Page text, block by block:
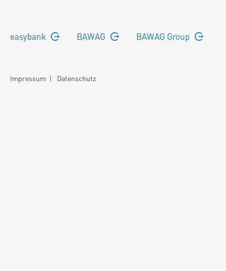
easybank BAWAG BAWAG Group
Impressum | Datenschutz